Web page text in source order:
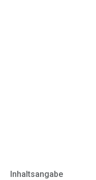
Inhaltsangabe